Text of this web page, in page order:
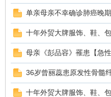
单亲母亲不幸确诊肺癌晚
十年外贸大牌服饰、鞋、
母亲《彭品容》罹患【急
36岁曾丽蕊患原发性骨髓
十年外贸大牌服饰、鞋、